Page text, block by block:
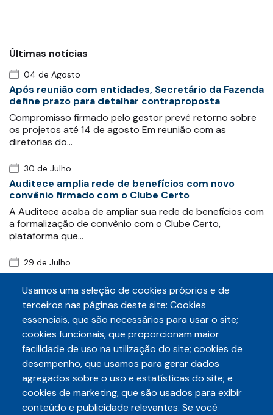
Últimas notícias
04 de Agosto
Após reunião com entidades, Secretário da Fazenda
define prazo para detalhar contraproposta
Compromisso firmado pelo gestor prevê retorno sobre
os projetos até 14 de agosto Em reunião com as
diretorias do…
30 de Julho
Auditece amplia rede de benefícios com novo
convênio firmado com o Clube Certo
A Auditece acaba de ampliar sua rede de benefícios com
a formalização de convênio com o Clube Certo,
plataforma que…
29 de Julho
Auditece e Sintaf protocolam requerimento para
obter informações sobre exonerações após
movimento grevista
As entidades fazendárias Auditece e Sintaf
protocolaram, conjuntamente, nesta quarta-feira
(29/07), requerimento de…
Usamos uma seleção de cookies próprios e de
terceiros nas páginas deste site: Cookies
essenciais, que são necessários para usar o site;
cookies funcionais, que proporcionam maior
facilidade de uso na utilização do site; cookies de
desempenho, que usamos para gerar dados
agregados sobre o uso e estatísticas do site; e
cookies de marketing, que são usados para exibir
conteúdo e publicidade relevantes. Se você